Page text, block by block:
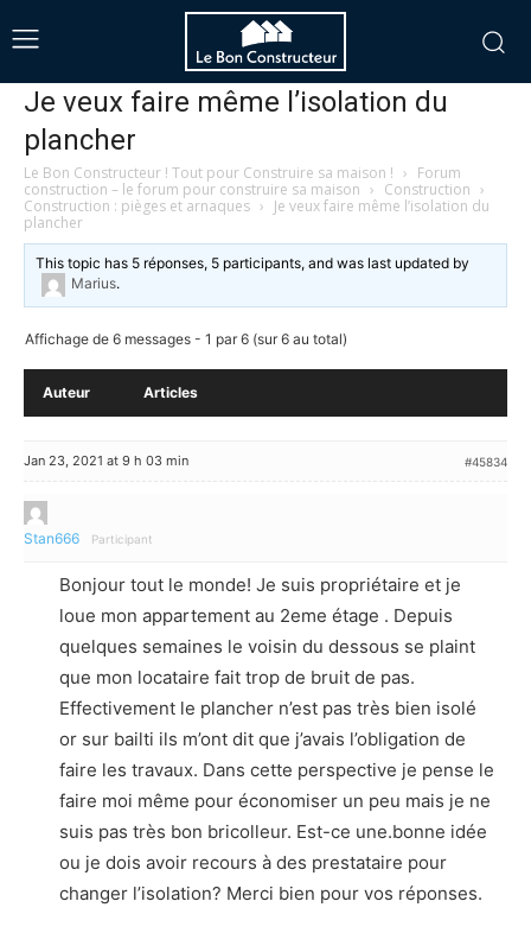
Je veux faire même l’isolation du
plancher
Le Bon Constructeur ! Tout pour Construire sa maison ! › Forum
construction – le forum pour construire sa maison › Construction ›
Construction : pièges et arnaques › Je veux faire même l’isolation du
plancher
This topic has 5 réponses, 5 participants, and was last updated by
Marius.
Affichage de 6 messages - 1 par 6 (sur 6 au total)
Auteur Articles
Jan 23, 2021 at 9 h 03 min #45834
Stan666 Participant
Bonjour tout le monde! Je suis propriétaire et je
loue mon appartement au 2eme étage . Depuis
quelques semaines le voisin du dessous se plaint
que mon locataire fait trop de bruit de pas.
Effectivement le plancher n’est pas très bien isolé
or sur bailti ils m’ont dit que j’avais l’obligation de
faire les travaux. Dans cette perspective je pense le
faire moi même pour économiser un peu mais je ne
suis pas très bon bricolleur. Est-ce une.bonne idée
ou je dois avoir recours à des prestataire pour
changer l’isolation? Merci bien pour vos réponses.